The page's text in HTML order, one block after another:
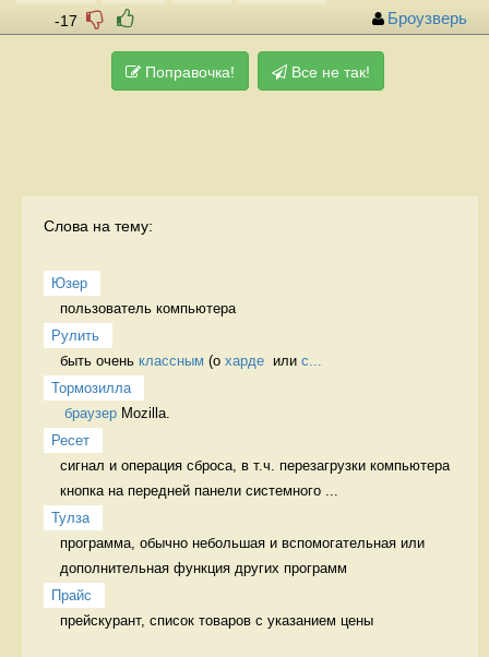
-17 Броузверь
Поправочка! Все не так!
Слова на тему:
Юзер
пользователь компьютера
Рулить
быть очень классным (о харде
  или
с...
Тормозилла
браузер Mozilla.
Ресет
сигнал и операция сброса, в т.ч. перезагрузки компьютера
кнопка на передней панели системного ...
Тулза
программа, обычно небольшая и вспомогательная или
дополнительная функция других программ
Прайс
прейскурант, список товаров с указанием цены